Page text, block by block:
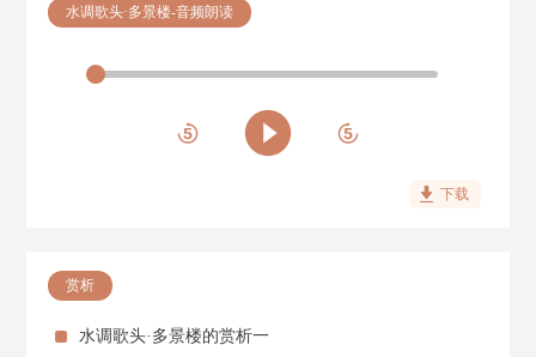
水调歌头·多景楼-音频朗读
下载
赏析
水调歌头·多景楼的赏析一